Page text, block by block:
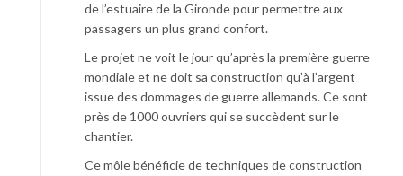
de l’estuaire de la Gironde pour permettre aux
passagers un plus grand confort.
Le projet ne voit le jour qu’après la première guerre
mondiale et ne doit sa construction qu’à l’argent
issue des dommages de guerre allemands. Ce sont
près de 1000 ouvriers qui se succèdent sur le
chantier.
Ce môle bénéficie de techniques de construction